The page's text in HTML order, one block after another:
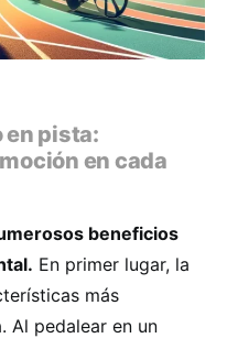
en pista:
en cada
beneficios
En primer lugar, la
más
Al pedalear en un